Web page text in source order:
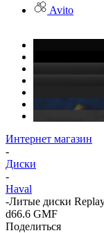
Avito
Интернет магазин
-
Диски
-
Haval
-Литые диски
d66.6 GMF
Поделиться